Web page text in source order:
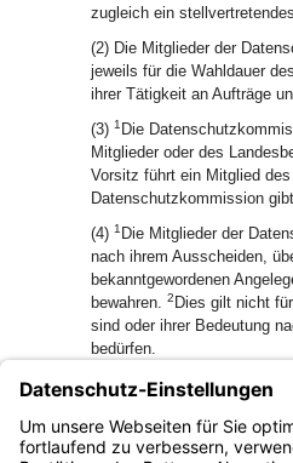
zugleich ein
(2) Die Mitglieder der
jeweils für die Wahldauer
ihrer Tätigkeit an Aufträge
(3) 1 Die
Mitglieder oder des
Vorsitz führt ein Mitglied
Datenschutzkommission
(4) 1 Die Mitglieder der
nach ihrem Ausscheiden,
bekanntgewordenen
bewahren. 2 Dies gilt nicht
sind oder ihrer Bedeutung
bedürfen.
(5) Die Mitglieder der
Landesbeauftragten
Bestimmungen des
Ehrenbeamte.